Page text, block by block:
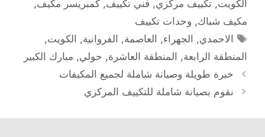
الكويت, تكييف مركزي, فني تكييف, كمبريسر مكيف,
مكيف شباك, وحدات تكييف
الوسوم
الاحمدي, الجهراء, العاصمة, الفروانية, الكويت,
المنطقة الرابعة, المنطقة العاشرة, حولي, مبارك الكبير
خبرة طويلة وصيانة شاملة لجميع المكيفات
نقوم بصيانة شاملة للتكييف المركزي